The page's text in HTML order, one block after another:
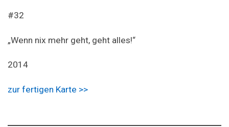
#32
„Wenn nix mehr geht, geht alles!“
2014
zur fertigen Karte >>